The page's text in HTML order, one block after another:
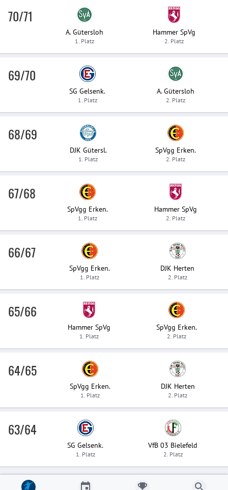
70/71
A. Gütersloh
1. Platz
Hammer SpVg
2. Platz
69/70
SG Gelsenk.
1. Platz
A. Gütersloh
2. Platz
68/69
DJK Gütersl.
1. Platz
SpVgg Erken.
2. Platz
67/68
SpVgg Erken.
1. Platz
Hammer SpVg
2. Platz
66/67
SpVgg Erken.
1. Platz
DJK Herten
2. Platz
65/66
Hammer SpVg
1. Platz
SpVgg Erken.
2. Platz
64/65
SpVgg Erken.
1. Platz
DJK Herten
2. Platz
63/64
SG Gelsenk.
1. Platz
VfB 03 Bielefeld
2. Platz